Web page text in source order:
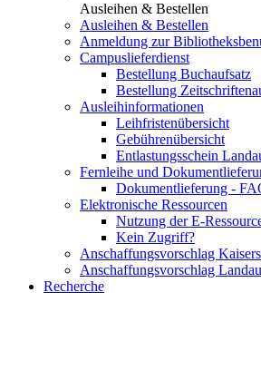
Ausleihen & Bestellen
Ausleihen & Bestellen
Anmeldung zur
Campuslieferdienst
Bestellung Buchaufsatz
Bestellung
Ausleihinformationen
Leihfristenübersicht
Gebührenübersicht
Entlastungsschein
Fernleihe und
Dokumentlieferung -
Elektronische Ressourcen
Nutzung der E-
Kein Zugriff?
Anschaffungsvorschlag
Anschaffungsvorschlag Landau
Recherche